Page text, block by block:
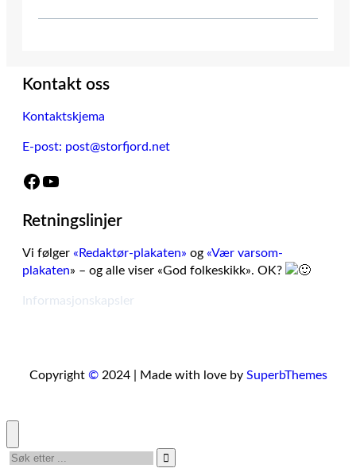
Kontakt oss
Kontaktskjema
E-post: post@storfjord.net
Facebook YouTube
Retningslinjer
Vi følger «Redaktør-plakaten» og «Vær varsom-
plakaten» – og alle viser «God folkeskikk». OK?
Informasjonskapsler
Copyright ©2024 | Made with love by SuperbThemes